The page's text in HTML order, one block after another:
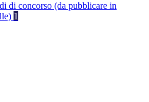
di concorso (da pubblicare in
1